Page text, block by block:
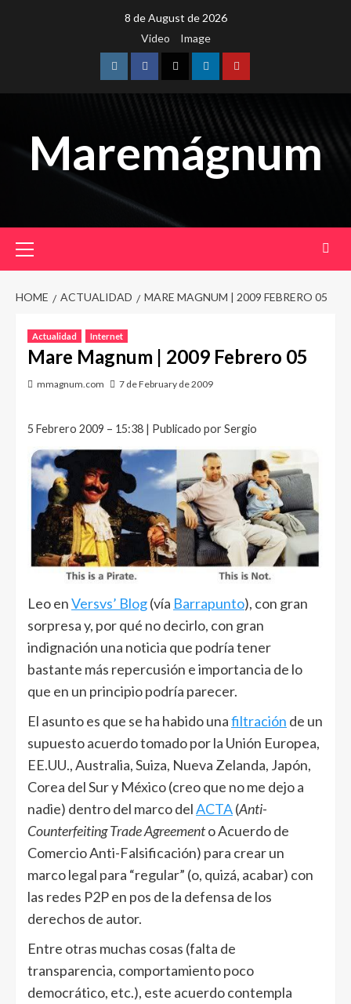
8 de August de 2026
Video
Image
InstagramFacebookTwitterLinkedinYoutube
Maremágnum
Menu
HOME ACTUALIDAD MARE MAGNUM | 2009 FEBRERO 05
Actualidad Internet
Mare Magnum | 2009 Febrero 05
mmagnum.com 7 de February de 2009
5 Febrero 2009 – 15:38 | Publicado por Sergio
Leo enVersvs’ Blog(vía Barrapunto), con gran
sorpresa y, por qué no decirlo, con gran
indignación una noticia que podría tener
bastante más repercusión e importancia de lo
que en un principio podría parecer.
El asunto es que se ha habido unafiltración de un
supuesto acuerdo tomado por la Unión Europea,
EE.UU., Australia, Suiza, Nueva Zelanda, Japón,
Corea del Sur y México (creo que no me dejo a
nadie) dentro del marco delACTA(Anti-
Counterfeiting Trade Agreemento Acuerdo de
Comercio Anti-Falsificación) para crear un
marco legal para “regular” (o, quizá, acabar) con
las redes P2P en pos de la defensa de los
derechos de autor.
Entre otras muchas cosas (falta de
transparencia, comportamiento poco
democrático, etc.), este acuerdo contempla